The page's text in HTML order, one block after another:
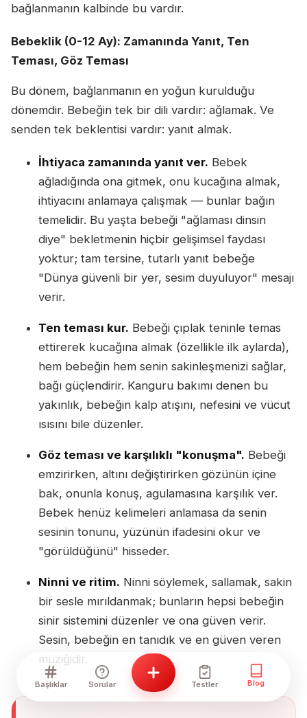
bağlanmanın kalbinde bu vardır.
Bebeklik (0-12 Ay): Zamanında Yanıt, Ten
Teması, Göz Teması
Bu dönem, bağlanmanın en yoğun kurulduğu
dönemdir. Bebeğin tek bir dili vardır: ağlamak. Ve
senden tek beklentisi vardır: yanıt almak.
İhtiyaca zamanında yanıt ver. Bebek
ağladığında ona gitmek, onu kucağına almak,
ihtiyacını anlamaya çalışmak — bunlar bağın
temelidir. Bu yaşta bebeği "ağlaması dinsin
diye" bekletmenin hiçbir gelişimsel faydası
yoktur; tam tersine, tutarlı yanıt bebeğe
"Dünya güvenli bir yer, sesim duyuluyor" mesajı
verir.
Ten teması kur. Bebeği çıplak teninle temas
ettirerek kucağına almak (özellikle ilk aylarda),
hem bebeğin hem senin sakinleşmenizi sağlar,
bağı güçlendirir. Kanguru bakımı denen bu
yakınlık, bebeğin kalp atışını, nefesini ve vücut
ısısını bile düzenler.
Göz teması ve karşılıklı "konuşma". Bebeği
emzirirken, altını değiştirirken gözünün içine
bak, onunla konuş, agulamasına karşılık ver.
Bebek henüz kelimeleri anlamasa da senin
sesinin tonunu, yüzünün ifadesini okur ve
"görüldüğünü" hisseder.
Ninni ve ritim. Ninni söylemek, sallamak, sakin
bir sesle mırıldanmak; bunların hepsi bebeğin
sinir sistemini düzenler ve ona güven verir.
Sesin, bebeğin en tanıdık ve en güven veren
müziğidir.
Başlıklar Sorular Testler Blog